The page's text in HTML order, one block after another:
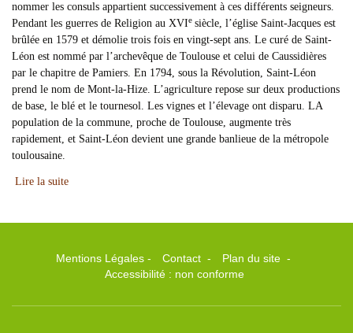
nommer les consuls appartient successivement à ces différents seigneurs.
Pendant les guerres de Religion au XVIe siècle, l’église Saint-Jacques est
brûlée en 1579 et démolie trois fois en vingt-sept ans. Le curé de Saint-
Léon est nommé par l’archevêque de Toulouse et celui de Caussidières
par le chapitre de Pamiers. En 1794, sous la Révolution, Saint-Léon
prend le nom de Mont-la-Hize. L’agriculture repose sur deux productions
de base, le blé et le tournesol. Les vignes et l’élevage ont disparu. LA
population de la commune, proche de Toulouse, augmente très
rapidement, et Saint-Léon devient une grande banlieue de la métropole
toulousaine.
Lire la suite
Mentions Légales- Contact - Plan du site -
Accessibilité : non conforme